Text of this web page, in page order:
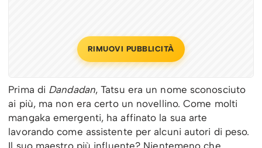
RIMUOVI PUBBLICITÀ
Prima di Dandadan, Tatsu era un nome sconosciuto
ai più, ma non era certo un novellino. Come molti
mangaka emergenti, ha affinato la sua arte
lavorando come assistente per alcuni autori di peso.